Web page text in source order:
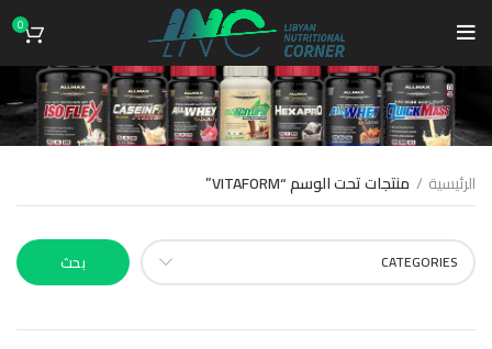
0
VITAFORM
الرئيسية منتجات تحت الوسم “VITAFORM”
CATEGORIES بحث